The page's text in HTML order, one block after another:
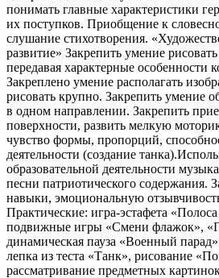
понимать главные характеристики
их поступков. Приобщение к
слушание стихотворения.
развитие» Закрепить умение
передавая характерные особенности
Закреплено умение располагать
рисовать крупно. Закрепить умение
в одном направлении. Закрепить
поверхности, развить мелкую
чувство формы, пропорций,
деятельности (создание
образовательной деятельности
песни патриотического содержания.
навыки, эмоциональную
Практические: игра-эстафета
подвижные игры «Смени флажок»,
динамическая пауза «Военный
лепка из теста «Танк», рисование
рассматривание предметных